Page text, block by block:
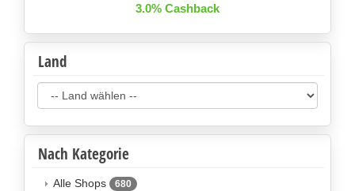
3.0% Cashback
Land
Nach Kategorie
Alle Shops 680